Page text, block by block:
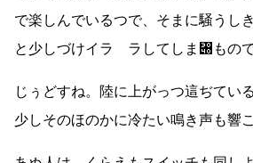
で楽しんでいるつで、そまに騒うし
と少しづけイラゝラしてしま぀もので
じぅどすね。陸に上がっつ這ぢてい
少しそのほのかに冷たい鳴き声も響